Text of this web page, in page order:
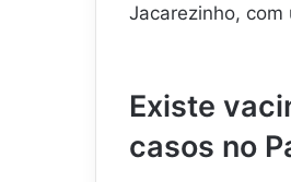
Jacarezinho, com
Existe
casos no